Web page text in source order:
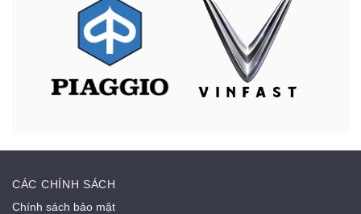
CÁC CHÍNH SÁCH
Chính sách bảo mật